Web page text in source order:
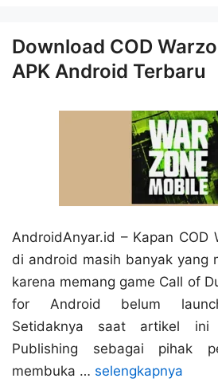
Download COD
APK Android Terbaru
AndroidAnyar.id – Kapan COD
di android masih banyak yang
karena memang game Call of
for Android belum
Setidaknya saat artikel ini
Publishing sebagai pihak
membuka … selengkapnya